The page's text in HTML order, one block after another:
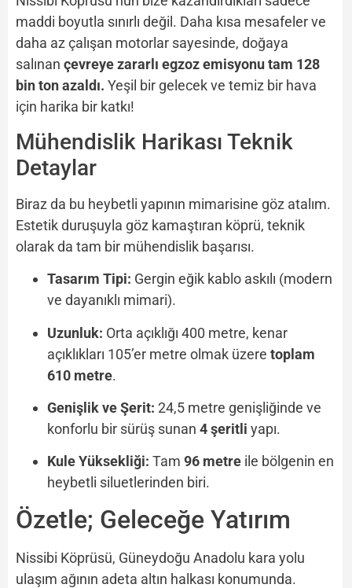
maddi boyutla sınırlı değil. Daha kısa mesafeler ve
daha az çalışan motorlar sayesinde, doğaya
salınan çevreye zararlı egzoz emisyonu tam 128
bin ton azaldı. Yeşil bir gelecek ve temiz bir hava
için harika bir katkı!
Mühendislik Harikası Teknik
Detaylar
Biraz da bu heybetli yapının mimarisine göz atalım.
Estetik duruşuyla göz kamaştıran köprü, teknik
olarak da tam bir mühendislik başarısı.
Tasarım Tipi: Gergin eğik kablo askılı (modern
ve dayanıklı mimari).
Uzunluk: Orta açıklığı 400 metre, kenar
açıklıkları 105’er metre olmak üzere toplam
610 metre.
Genişlik ve Şerit: 24,5 metre genişliğinde ve
konforlu bir sürüş sunan 4 şeritli yapı.
Kule Yüksekliği: Tam 96 metre ile bölgenin en
heybetli siluetlerinden biri.
Özetle; Geleceğe Yatırım
Nissibi Köprüsü, Güneydoğu Anadolu kara yolu
ulaşım ağının adeta altın halkası konumunda.